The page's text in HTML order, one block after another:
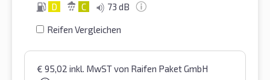
D C 73 dB
Reifen Vergleichen
€ 95,02 inkl. MwSTvon Raifen Paket GmbH